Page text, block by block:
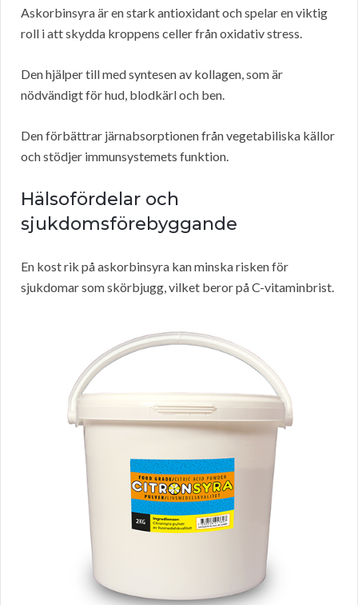
Askorbinsyra är en stark antioxidant och spelar en viktig
roll i att skydda kroppens celler från oxidativ stress.
Den hjälper till med syntesen av kollagen, som är
nödvändigt för hud, blodkärl och ben.
Den förbättrar järnabsorptionen från vegetabiliska källor
och stödjer immunsystemets funktion.
Hälsofördelar och
sjukdomsförebyggande
En kost rik på askorbinsyra kan minska risken för
sjukdomar som skörbjugg, vilket beror på C-vitaminbrist.